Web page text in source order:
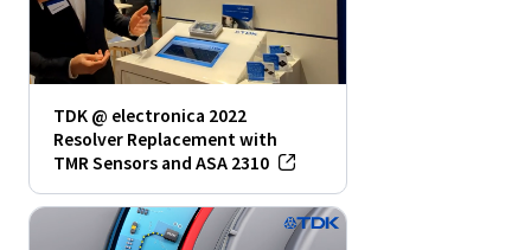
TDK @ electronica 2022
Resolver Replacement with
TMR Sensors and ASA 2310